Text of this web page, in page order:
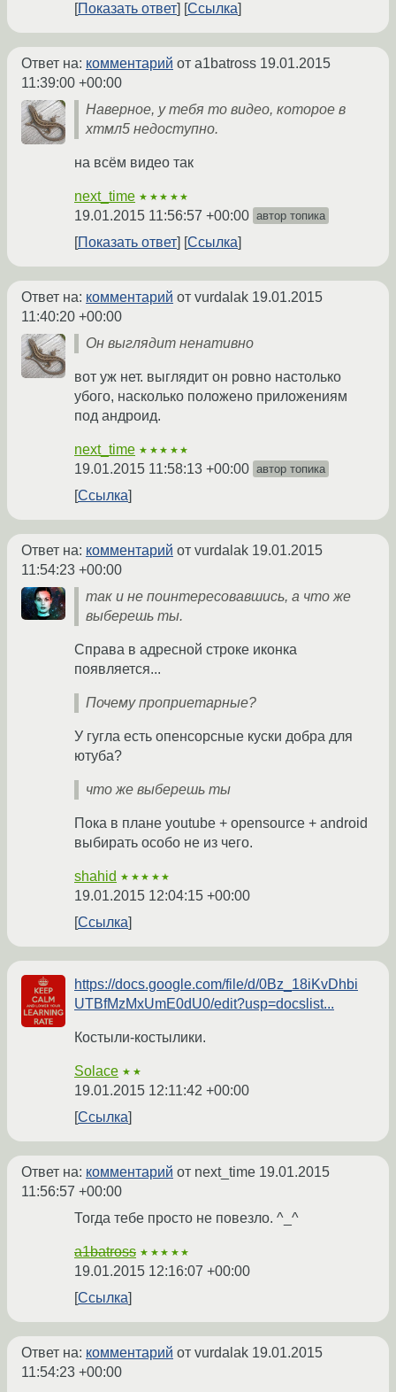
Показать ответ Ссылка
Ответ на: комментарий от a1batross 19.01.2015
11:39:00 +00:00
Наверное, у тебя то видео, которое в
хтмл5 недоступно.
на всём видео так
next_time ★★★★★
19.01.2015 11:56:57 +00:00 автор топика
Показать ответ Ссылка
Ответ на: комментарий от vurdalak 19.01.2015
11:40:20 +00:00
Он выглядит ненативно
вот уж нет. выглядит он ровно настолько
убого, насколько положено приложениям
под андроид.
next_time ★★★★★
19.01.2015 11:58:13 +00:00 автор топика
Ссылка
Ответ на: комментарий от vurdalak 19.01.2015
11:54:23 +00:00
так и не поинтересовавшись, а что же
выберешь ты.
Справа в адресной строке иконка
появляется...
Почему проприетарные?
У гугла есть опенсорсные куски добра для
ютуба?
что же выберешь ты
Пока в плане youtube + opensource + android
выбирать особо не из чего.
shahid ★★★★★
19.01.2015 12:04:15 +00:00
Ссылка
https://docs.google.com/file/d/0Bz_18iKvDhbi
UTBfMzMxUmE0dU0/edit?usp=docslist...
Костыли-костылики.
Solace ★★
19.01.2015 12:11:42 +00:00
Ссылка
Ответ на: комментарий от next_time 19.01.2015
11:56:57 +00:00
Тогда тебе просто не повезло. ^_^
a1batross ★★★★★
19.01.2015 12:16:07 +00:00
Ссылка
Ответ на: комментарий от vurdalak 19.01.2015
11:54:23 +00:00